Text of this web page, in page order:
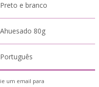
Preto e branco
Ahuesado 80g
Português
um email para